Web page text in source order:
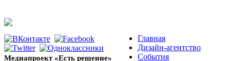
Медиапроект «Есть решение»
Главная
Дизайн-агентство
События